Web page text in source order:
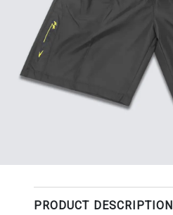
PRODUCT DESCRIPTION